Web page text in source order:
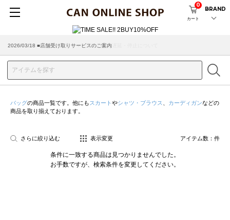
カート
0
BRAND
2026/07/29 ■【お知らせ】ヤマト運輸の配送遅延・停止について
2026/03/18 ■店舗受け取りサービスのご案内
バッグの商品一覧です。他にも スカート やシャツ・ブラウス カーディガンなどの
商品を取り揃えております。
さらに絞り込む 表示変更 アイテム数： 件
条件に一致する商品は見つかりませんでした。
お手数ですが、検索条件を変更してください。